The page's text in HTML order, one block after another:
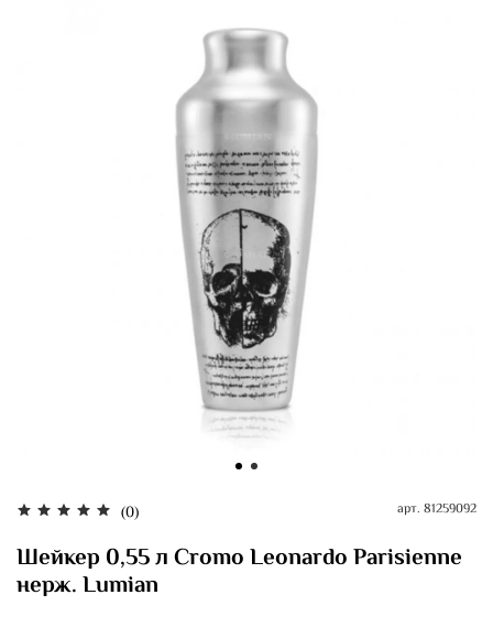
(0) арт. 81259092
Шейкер 0,55 л Cromo Leonardo Parisienne
нерж. Lumian